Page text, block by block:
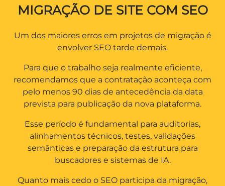
MIGRAÇÃO DE SITE COM SEO
Um dos maiores erros em projetos de migração é
envolver SEO tarde demais.
Para que o trabalho seja realmente eficiente,
recomendamos que a contratação aconteça com
pelo menos 90 dias de antecedência da data
prevista para publicação da nova plataforma.
Esse período é fundamental para auditorias,
alinhamentos técnicos, testes, validações
semânticas e preparação da estrutura para
buscadores e sistemas de IA.
Quanto mais cedo o SEO participa da migração,